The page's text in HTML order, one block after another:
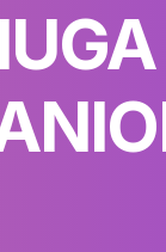
YouTube
leo
Ulutala
Ulutala